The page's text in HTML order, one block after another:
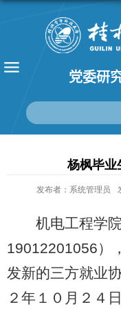
党委研
杨枫毕业
发布者：系统管理员
机电工程学院
19012201056）
发新的三方就业
２年１０月２４